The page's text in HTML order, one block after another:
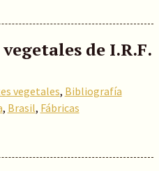
de I.R.F.
vegetales, Bibliografía
, Brasil, Fábricas